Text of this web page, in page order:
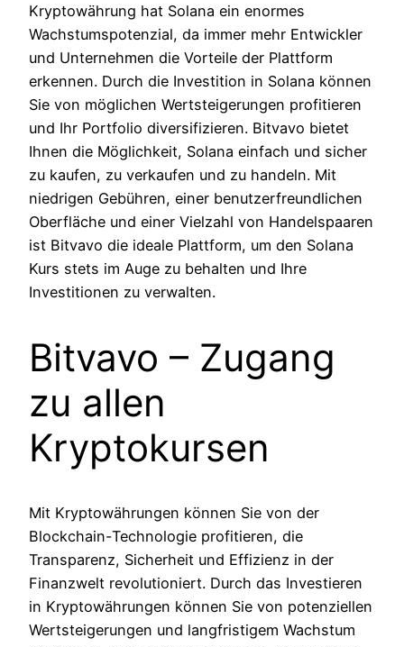
Kryptowährung hat Solana ein enormes
Wachstumspotenzial, da immer mehr Entwickler
und Unternehmen die Vorteile der Plattform
erkennen. Durch die Investition in Solana können
Sie von möglichen Wertsteigerungen profitieren
und Ihr Portfolio diversifizieren. Bitvavo bietet
Ihnen die Möglichkeit, Solana einfach und sicher
zu kaufen, zu verkaufen und zu handeln. Mit
niedrigen Gebühren, einer benutzerfreundlichen
Oberfläche und einer Vielzahl von Handelspaaren
ist Bitvavo die ideale Plattform, um den Solana
Kurs stets im Auge zu behalten und Ihre
Investitionen zu verwalten.
Bitvavo – Zugang
zu allen
Kryptokursen
Mit Kryptowährungen können Sie von der
Blockchain-Technologie profitieren, die
Transparenz, Sicherheit und Effizienz in der
Finanzwelt revolutioniert. Durch das Investieren
in Kryptowährungen können Sie von potenziellen
Wertsteigerungen und langfristigem Wachstum